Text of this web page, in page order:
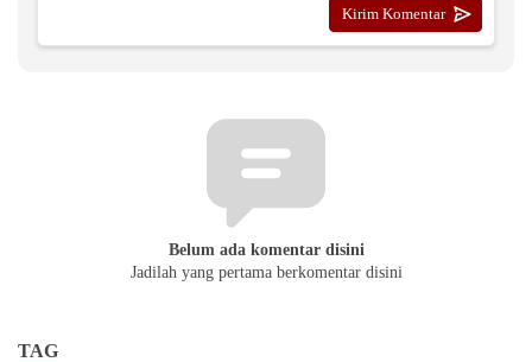
Belum ada komentar disini
Jadilah yang pertama berkomentar disini
TAG